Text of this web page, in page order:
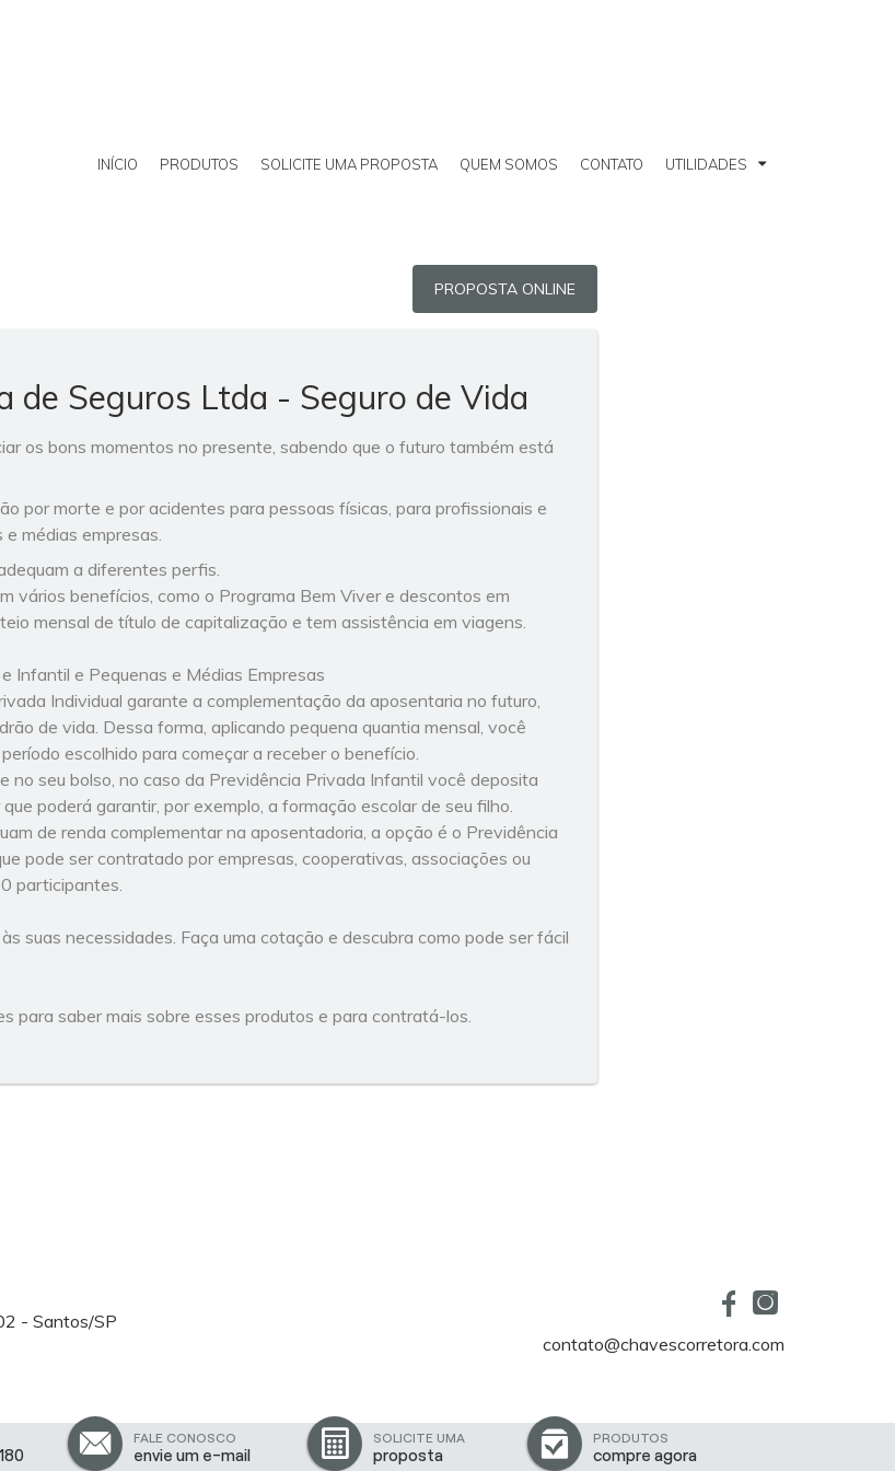
INÍCIO PRODUTOS SOLICITE UMA PROPOSTA QUEM SOMOS CONTATO UTILIDADES
PROPOSTA ONLINE
de Seguros Ltda - Seguro de Vida
os bons momentos no presente, sabendo que o futuro também está
por morte e por acidentes para pessoas físicas, para profissionais e
médias empresas.
a diferentes perfis.
vários benefícios, como o Programa Bem Viver e descontos em
mensal de título de capitalização e tem assistência em viagens.
Infantil e Pequenas e Médias Empresas
Individual garante a complementação da aposentaria no futuro,
de vida. Dessa forma, aplicando pequena quantia mensal, você
escolhido para começar a receber o benefício.
no seu bolso, no caso da Previdência Privada Infantil você deposita
poderá garantir, por exemplo, a formação escolar de seu filho.
de renda complementar na aposentadoria, a opção é o Previdência
pode ser contratado por empresas, cooperativas, associações ou
participantes.
suas necessidades. Faça uma cotação e descubra como pode ser fácil
para saber mais sobre esses produtos e para contratá-los.
FALE CONOSCO
envie um e-mail
SOLICITE UMA
proposta
PRODUTOS
compre agora
- Santos/SP
contato@chavescorretora.com